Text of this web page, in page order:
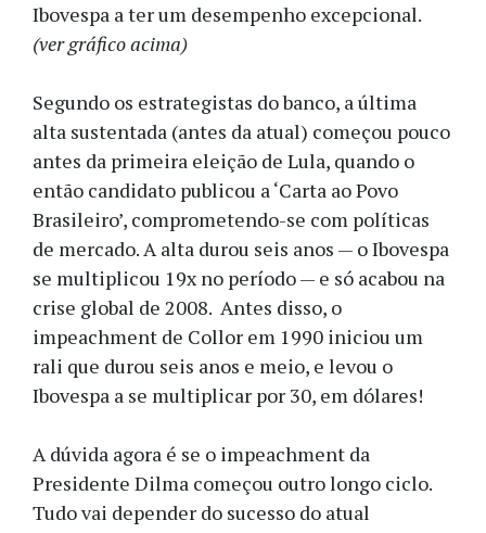
Ibovespa a ter um desempenho excepcional.
(ver gráfico acima)
Segundo os estrategistas do banco, a última
alta sustentada (antes da atual) começou pouco
antes da primeira eleição de Lula, quando o
então candidato publicou a ‘Carta ao Povo
Brasileiro’, comprometendo-se com políticas
de mercado. A alta durou seis anos — o Ibovespa
se multiplicou 19x no período — e só acabou na
crise global de 2008. Antes disso, o
impeachment de Collor em 1990 iniciou um
rali que durou seis anos e meio, e levou o
Ibovespa a se multiplicar por 30, em dólares!
A dúvida agora é se o impeachment da
Presidente Dilma começou outro longo ciclo.
Tudo vai depender do sucesso do atual